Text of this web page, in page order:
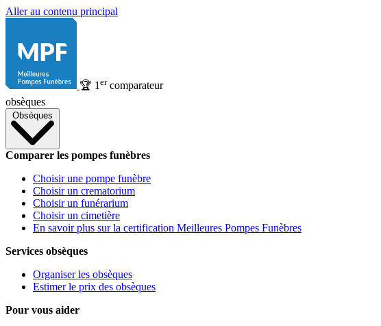
Aller au contenu principal
🏆 1 ercomparateur
obsèques
Obsèques
Comparer les pompes funèbres
Choisir une pompe funèbre
Choisir un crematorium
Choisir un funérarium
Choisir un cimetière
En savoir plus sur la certification Meilleures Pompes Funèbres
Services obsèques
Organiser les obsèques
Estimer le prix des obsèques
Pour vous aider